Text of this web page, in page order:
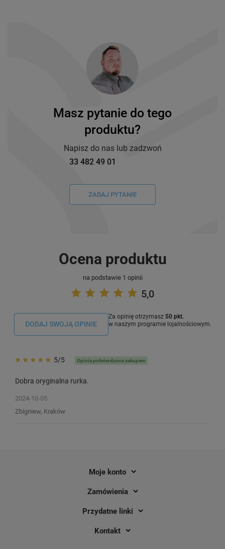
DO KOSZYKA
Masz pytanie do tego
produktu?
Napisz do nas lub zadzwoń
33 482 49 01
ZADAJ PYTANIE
Ocena produktu
na podstawie 1 opinii
5,0
DODAJ SWOJĄ OPINIE
Za opinię otrzymasz 50 pkt.
w naszym programie lojalnościowym.
5/5 Opinia potwierdzona zakupem
Dobra oryginalna rurka.
2024-10-05
Zbigniew, Kraków
Moje konto
Zamówienia
Przydatne linki
Kontakt